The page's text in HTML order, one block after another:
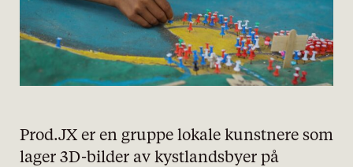
Prod.JX er en gruppe lokale kunstnere som
lager 3D-bilder av kystlandsbyer på